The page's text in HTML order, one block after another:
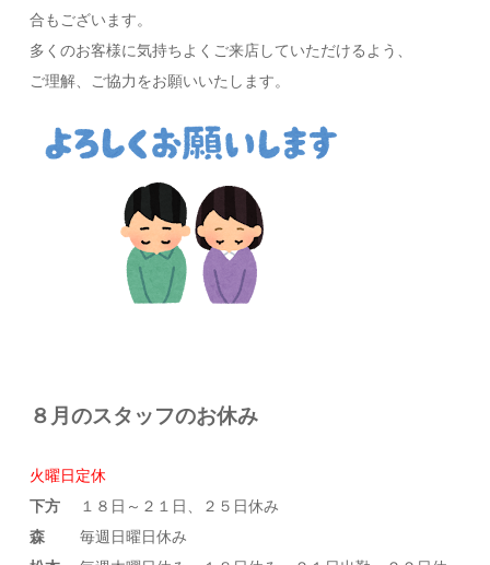
合もございます。
多くのお客様に気持ちよくご来店していただけるよう、
ご理解、ご協力をお願いいたします。
８月のスタッフのお休み
火曜日定休
下方 １８日～２１日、２５日休み
森 毎週日曜日休み